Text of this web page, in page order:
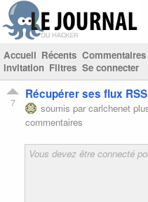
Accueil Récents Commentaires
invitation Filtres Se connecter
7
Récupérer ses flux
soumis parcarlchenet
commentaires